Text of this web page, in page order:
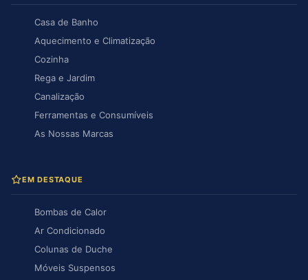
Casa de Banho
Aquecimento e Climatização
Cozinha
Rega e Jardim
Canalização
Ferramentas e Consumíveis
As Nossas Marcas
EM DESTAQUE
Bombas de Calor
Ar Condicionado
Colunas de Duche
Móveis Suspensos